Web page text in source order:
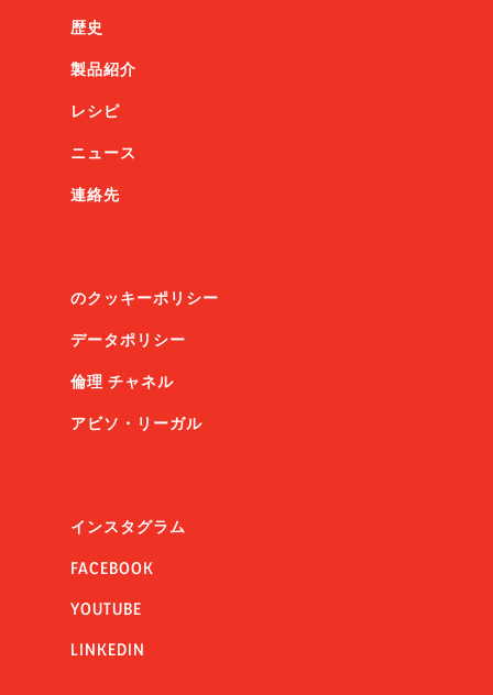
歴史
製品紹介
レシピ
ニュース
連絡先
のクッキーポリシー
データポリシー
倫理 チャネル
アビソ・リーガル
インスタグラム
FACEBOOK
YOUTUBE
LINKEDIN